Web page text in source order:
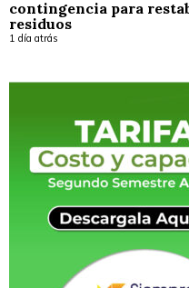
contingencia para
residuos
1 día atrás